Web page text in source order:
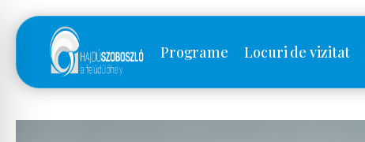
Programe Locuri de vizitat